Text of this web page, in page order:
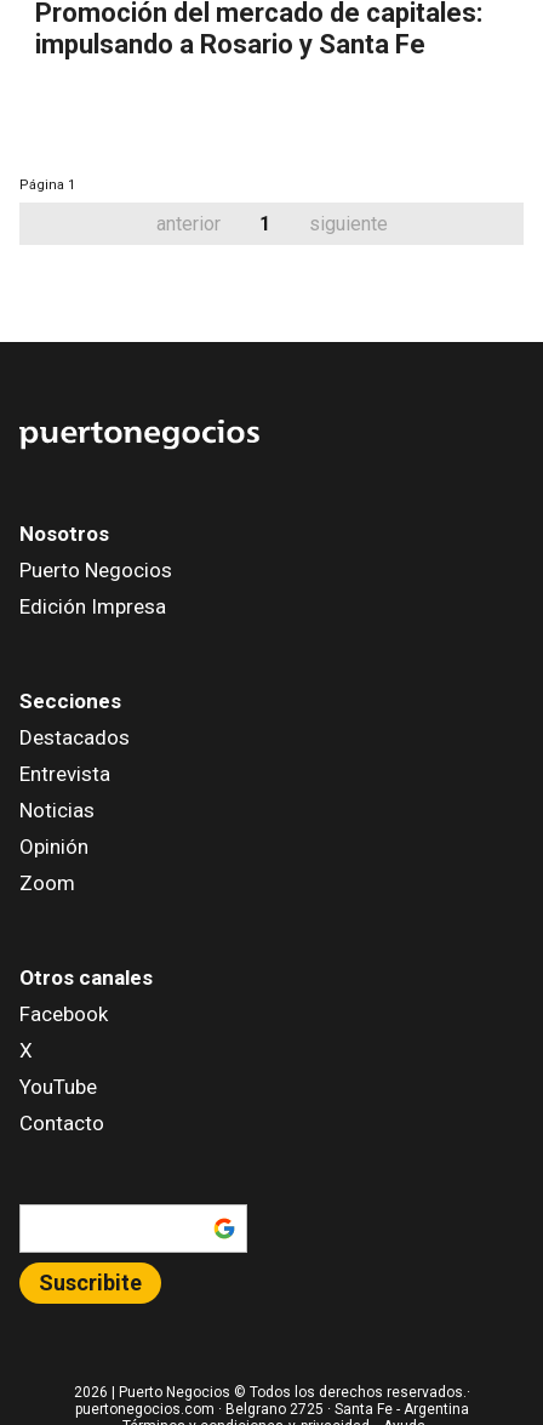
Promoción del mercado de capitales:
impulsando a Rosario y Santa Fe
Página 1
anterior 1 siguiente
Nosotros
Puerto Negocios
Edición Impresa
Secciones
Destacados
Entrevista
Noticias
Opinión
Zoom
Otros canales
Facebook
X
YouTube
Contacto
Suscribite
2026 | Puerto Negocios © Todos los derechos reservados.·
puertonegocios.com · Belgrano 2725 · Santa Fe - Argentina